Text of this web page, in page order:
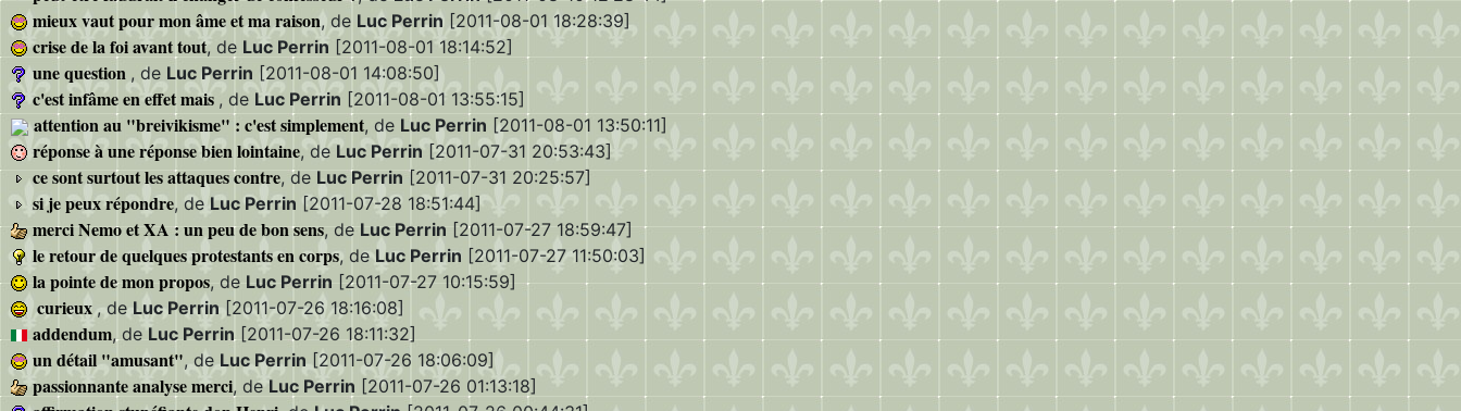
mieux vaut pour mon âme et ma raison, de Luc Perrin [2011-08-01 18:28:39]
crise de la foi avant tout, de Luc Perrin [2011-08-01 18:14:52]
une question , de Luc Perrin [2011-08-01 14:08:50]
c'est infâme en effet mais , de Luc Perrin [2011-08-01 13:55:15]
attention au "breivikisme" : c'est simplement, de Luc Perrin [2011-08-01 13:50:11]
réponse à une réponse bien lointaine, de Luc Perrin [2011-07-31 20:53:43]
ce sont surtout les attaques contre, de Luc Perrin[2011-07-31 20:25:57]
si je peux répondre, deLuc Perrin [2011-07-28 18:51:44]
merci Nemo et XA : un peu de bon sens, de Luc Perrin [2011-07-27 18:59:47]
le retour de quelques protestants en corps, de Luc Perrin [2011-07-27 11:50:03]
la pointe de mon propos, de Luc Perrin [2011-07-27 10:15:59]
curieux, deLuc Perrin [2011-07-26 18:16:08]
addendum, de Luc Perrin[2011-07-26 18:11:32]
un détail "amusant", deLuc Perrin[2011-07-26 18:06:09]
passionnante analyse merci, deLuc Perrin [2011-07-26 01:13:18]